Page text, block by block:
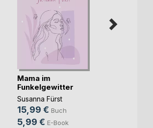
Mama im
Funkelgewitter
Susanna Fürst
15,99 € Buch
5,99 € E-Book